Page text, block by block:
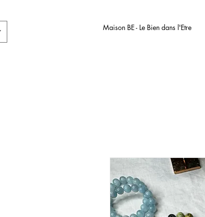
Maison BE - Le Bien dans l'Etre